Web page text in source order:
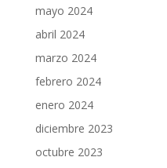
mayo 2024
abril 2024
marzo 2024
febrero 2024
enero 2024
diciembre 2023
octubre 2023